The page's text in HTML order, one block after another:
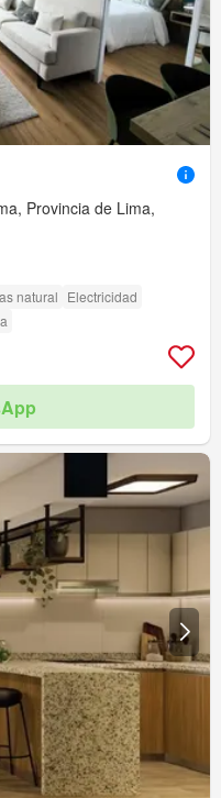
Provincia de Lima,
natural Electricidad